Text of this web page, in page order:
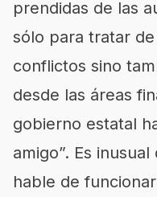
prendidas de las
sólo para tratar
conflictos sino
desde las áreas
gobierno estatal
amigo”. Es
hable de